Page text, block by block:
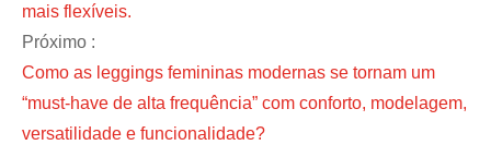
mais flexíveis.
Próximo :
Como as leggings femininas modernas se tornam um
“must-have de alta frequência” com conforto, modelagem,
versatilidade e funcionalidade?